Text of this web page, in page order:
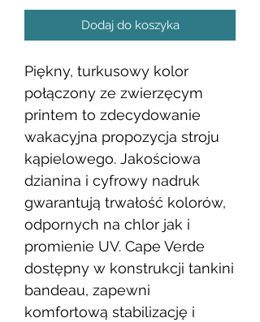
Dodaj do koszyka
Piękny, turkusowy kolor
połączony ze zwierzęcym
printem to zdecydowanie
wakacyjna propozycja stroju
kąpielowego. Jakościowa
dzianina i cyfrowy nadruk
gwarantują trwałość kolorów,
odpornych na chlor jak i
promienie UV. Cape Verde
dostępny w konstrukcji tankini
bandeau, zapewni
komfortową stabilizację i